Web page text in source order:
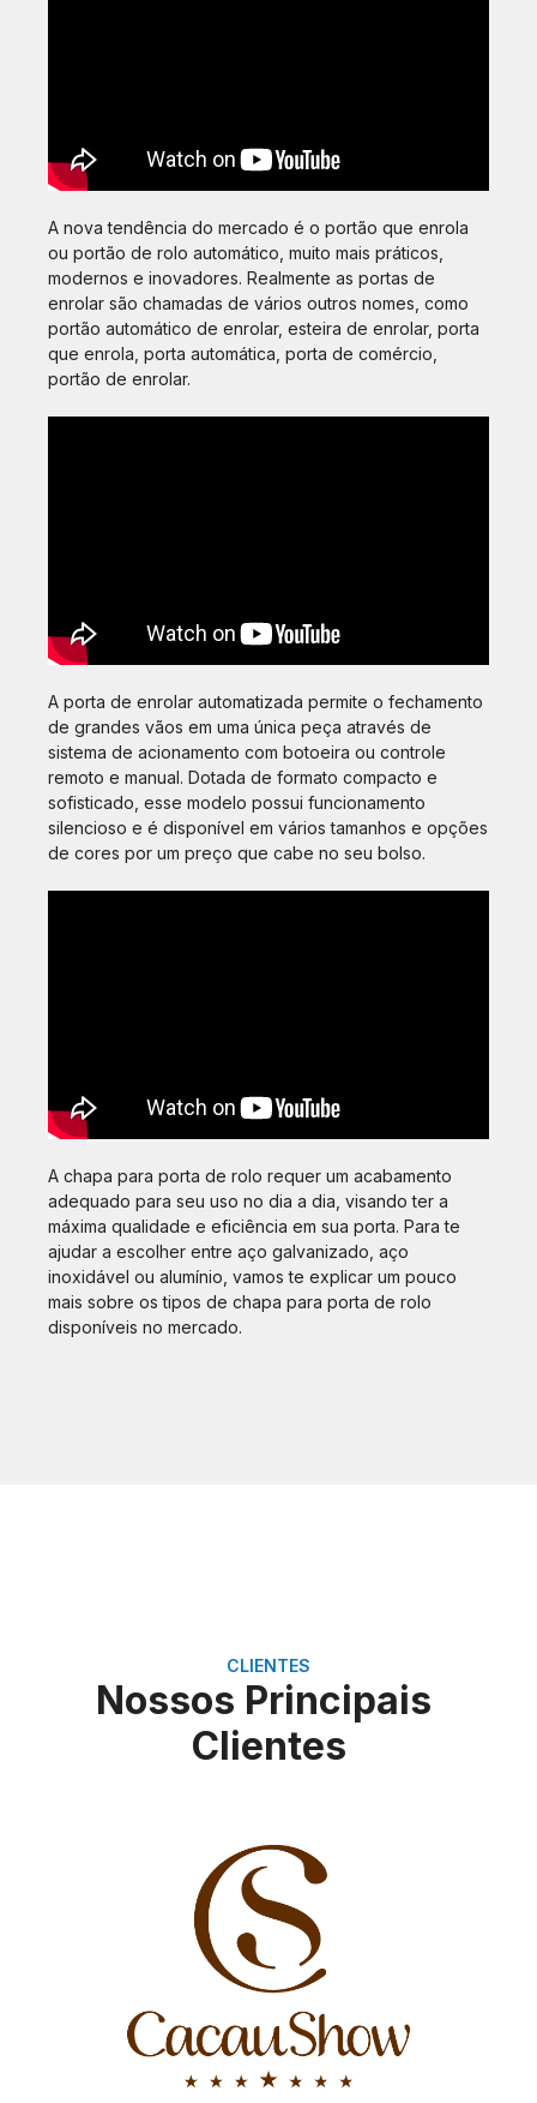
A nova tendência do mercado é o portão que enrola
ou portão de rolo automático, muito mais práticos,
modernos e inovadores. Realmente as portas de
enrolar são chamadas de vários outros nomes, como
portão automático de enrolar, esteira de enrolar, porta
que enrola, porta automática, porta de comércio,
portão de enrolar.
A porta de enrolar automatizada permite o fechamento
de grandes vãos em uma única peça através de
sistema de acionamento com botoeira ou controle
remoto e manual. Dotada de formato compacto e
sofisticado, esse modelo possui funcionamento
silencioso e é disponível em vários tamanhos e opções
de cores por um preço que cabe no seu bolso.
A chapa para porta de rolo requer um acabamento
adequado para seu uso no dia a dia, visando ter a
máxima qualidade e eficiência em sua porta. Para te
ajudar a escolher entre aço galvanizado, aço
inoxidável ou alumínio, vamos te explicar um pouco
mais sobre os tipos de chapa para porta de rolo
disponíveis no mercado.
CLIENTES
Nossos Principais
Clientes